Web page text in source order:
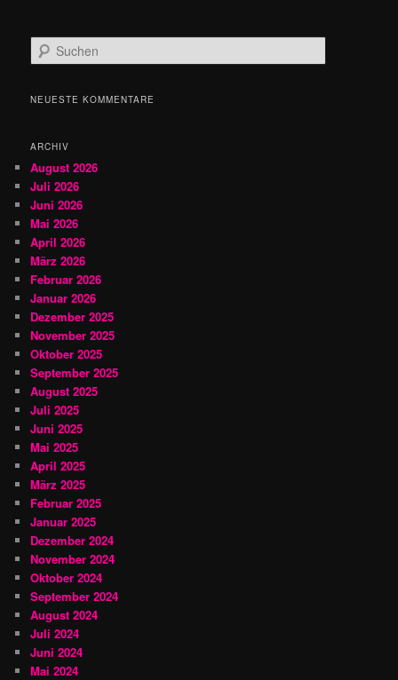
u
h
NEUESTE KOMMENTARE
ARCHIV
August 2026
Juli 2026
Juni 2026
Mai 2026
April 2026
März 2026
Februar 2026
Januar 2026
Dezember 2025
November 2025
Oktober 2025
September 2025
August 2025
Juli 2025
Juni 2025
Mai 2025
April 2025
März 2025
Februar 2025
Januar 2025
Dezember 2024
November 2024
Oktober 2024
September 2024
August 2024
Juli 2024
Juni 2024
Mai 2024